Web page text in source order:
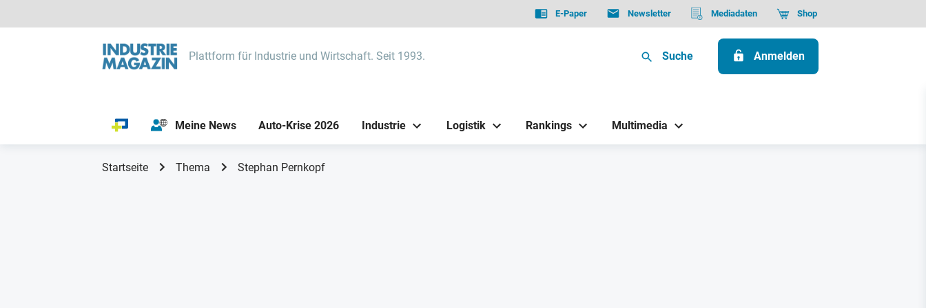
E-Paper Newsletter Mediadaten Shop
Plattform für Industrie und Wirtschaft. Seit 1993. Suche Anmelden
Meine News Auto-Krise 2026 Industrie Logistik Rankings Multimedia
Startseite Thema Stephan Pernkopf